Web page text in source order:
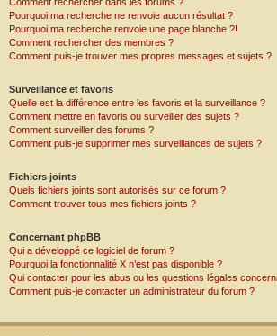
Pourquoi ma recherche ne renvoie aucun résultat ?
Pourquoi ma recherche renvoie une page blanche ?!
Comment rechercher des membres ?
Comment puis-je trouver mes propres messages et sujets ?
Surveillance et favoris
Quelle est la différence entre les favoris et la surveillance ?
Comment mettre en favoris ou surveiller des sujets ?
Comment surveiller des forums ?
Comment puis-je supprimer mes surveillances de sujets ?
Fichiers joints
Quels fichiers joints sont autorisés sur ce forum ?
Comment trouver tous mes fichiers joints ?
Concernant phpBB
Qui a développé ce logiciel de forum ?
Pourquoi la fonctionnalité X n’est pas disponible ?
Qui contacter pour les abus ou les questions légales
Comment puis-je contacter un administrateur du forum ?